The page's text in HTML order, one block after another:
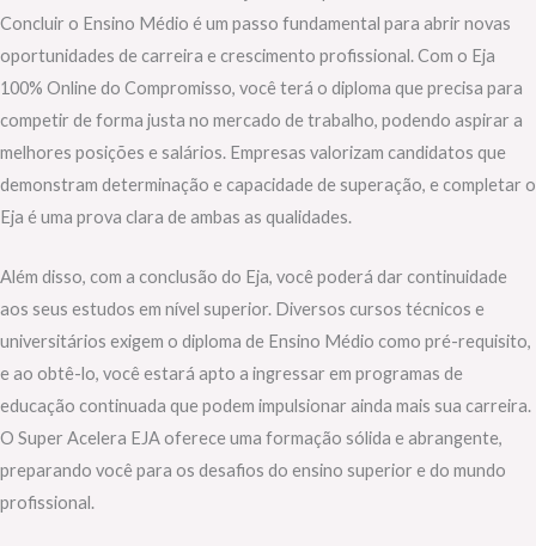
Concluir o Ensino Médio é um passo fundamental para abrir novas
oportunidades de carreira e crescimento profissional. Com o Eja
100% Online do Compromisso, você terá o diploma que precisa para
competir de forma justa no mercado de trabalho, podendo aspirar a
melhores posições e salários. Empresas valorizam candidatos que
demonstram determinação e capacidade de superação, e completar o
Eja é uma prova clara de ambas as qualidades.
Além disso, com a conclusão do Eja, você poderá dar continuidade
aos seus estudos em nível superior. Diversos cursos técnicos e
universitários exigem o diploma de Ensino Médio como pré-requisito,
e ao obtê-lo, você estará apto a ingressar em programas de
educação continuada que podem impulsionar ainda mais sua carreira.
O Super Acelera EJA oferece uma formação sólida e abrangente,
preparando você para os desafios do ensino superior e do mundo
profissional.